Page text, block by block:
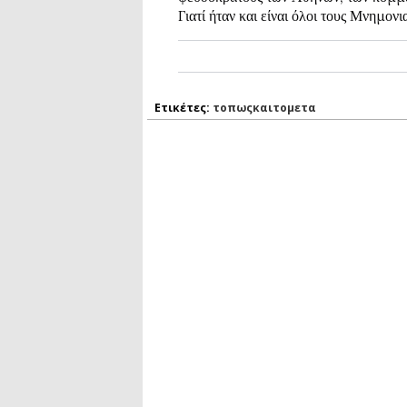
Γιατί ήταν και είναι όλοι τους
Ετικέτες: τοπωςκαιτομετα